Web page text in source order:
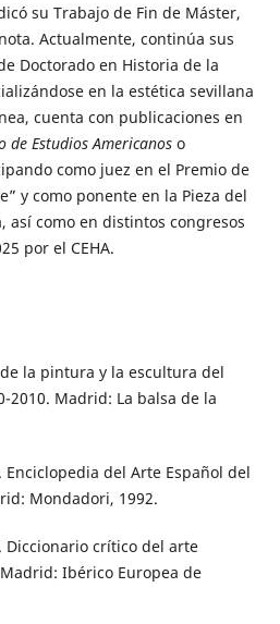
su Trabajo de Fin de Máster,
Actualmente, continúa sus
Doctorado en Historia de la
en la estética sevillana
cuenta con publicaciones en
de Estudios Americanoso
como juez en el Premio de
y como ponente en la Pieza del
así como en distintos congresos
por el CEHA.
la pintura y la escultura del
2010. Madrid: La balsa de la
Enciclopedia del Arte Español del
Mondadori, 1992.
Diccionario crítico del arte
Ibérico Europea de